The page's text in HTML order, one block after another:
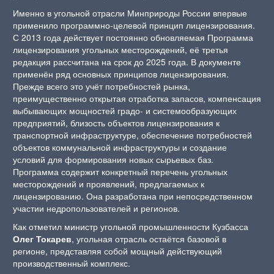
Именно в угольной отрасли Минприроды России впервые
применило программно-целевой принцип лицензирования.
С 2013 года действует постоянно обновляемая Программа
лицензирования угольных месторождений, её третья
редакция рассчитана на срок до 2025 года. В документе
применён ряд основных принципов лицензирования.
Прежде всего это учёт потребностей рынка,
преимущественно открытая отработка запасов, компенсация
выбывающих мощностей градо- и системообразующих
предприятий, близость объектов лицензирования к
транспортной инфраструктуре, обеспечение потребностей
объектов коммунальной инфраструктуры и создание
условий для формирования новых сырьевых баз.
Программа содержит конкретный перечень угольных
месторождений и проявлений, предлагаемых к
лицензированию. Она разработана при непосредственном
участии недропользователей и регионов.
Как отметил министр угольной промышленности Кузбасса
Олег Токарев, угольная отрасль остаётся базовой в
регионе, представляя собой мощный действующий
производственный комплекс.